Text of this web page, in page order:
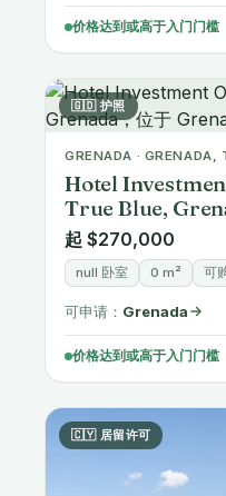
价格达到或高于入门门槛
🇬🇩 护照
GRENADA · GRENADA,
Hotel
True Blue,
起 $270,000
null 卧室 0 m² 可
可申请： Grenada
价格达到或高于入门门槛
🇨🇾 居留许可